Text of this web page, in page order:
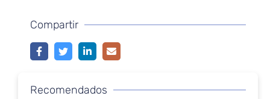
Compartir
Recomendados